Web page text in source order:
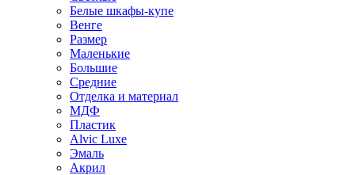
Белые шкафы-купе
Венге
Размер
Маленькие
Большие
Средние
Отделка и материал
МДФ
Пластик
Alvic Luxe
Эмаль
Акрил